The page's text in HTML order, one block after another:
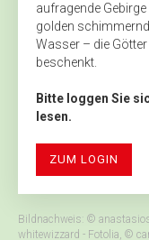
aufragende
golden
Wasser – die
beschenkt.
Bitte loggen Sie
lesen.
ZUM LOGIN
Bildnachweis: ©
whitewizzard - Fotolia, ©